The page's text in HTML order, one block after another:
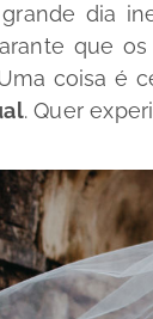
dia
que
coisa é
. Quer